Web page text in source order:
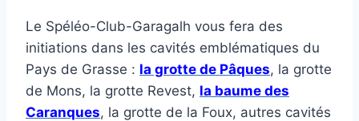
Le Spéléo-Club-Garagalh vous fera des
initiations dans les cavités emblématiques du
Pays de Grasse : la grotte de Pâques, la grotte
de Mons, la grotte Revest, la baume des
Caranques, la grotte de la Foux, autres cavités